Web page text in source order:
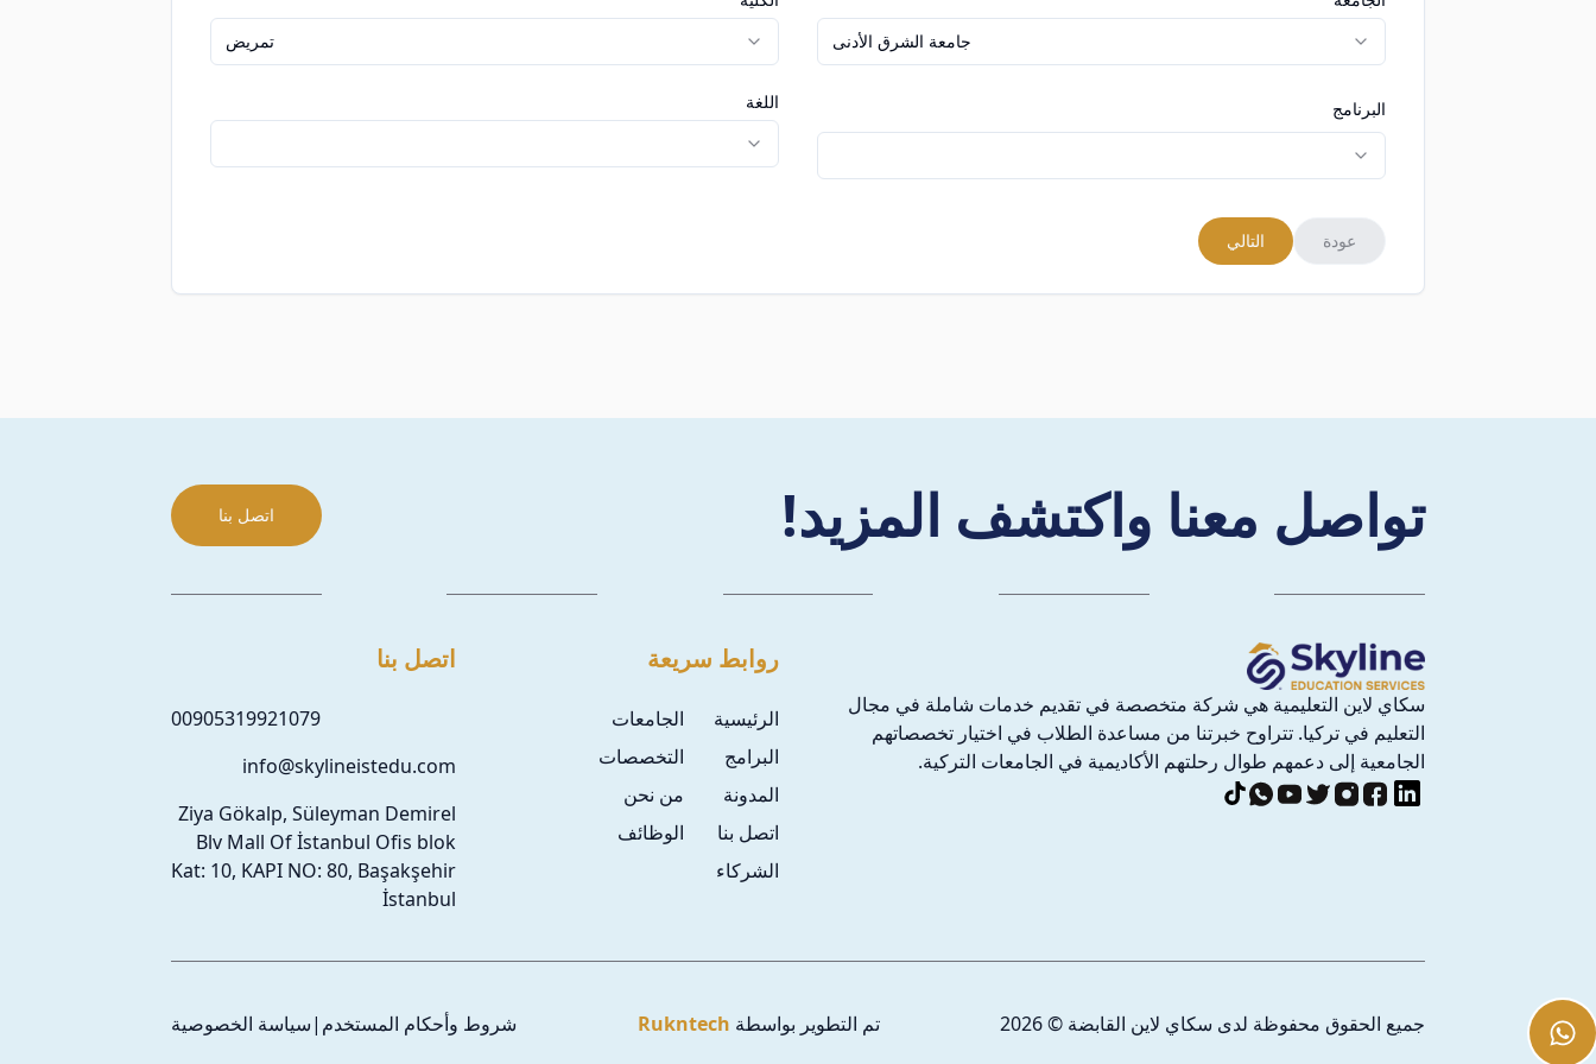
جامعة الشرق الأدنى
تمريض
البرنامج اللغة
عودة التالي
تواصل معنا واكتشف المزيد! اتصل بنا
سكاي لاين التعليمية هي شركة متخصصة في تقديم خدمات شاملة في مجال
التعليم في تركيا. تتراوح خبرتنا من مساعدة الطلاب في اختيار تخصصاتهم
الجامعية إلى دعمهم طوال رحلتهم الأكاديمية في الجامعات التركية.
روابط سريعة
الرئيسية
الجامعات
البرامج
التخصصات
المدونة
من نحن
اتصل بنا
الوظائف
الشركاء
اتصل بنا
00905319921079
info@skylineistedu.com
Ziya Gökalp, Süleyman Demirel
Blv Mall Of İstanbul Ofis blok
Kat: 10, KAPI NO: 80, Başakşehir
İstanbul
جميع الحقوق محفوظة لدى سكاي لاين القابضة ©
2026 تم التطوير بواسطة Rukntech شروط وأحكام المستخدم |سياسة الخصوصية